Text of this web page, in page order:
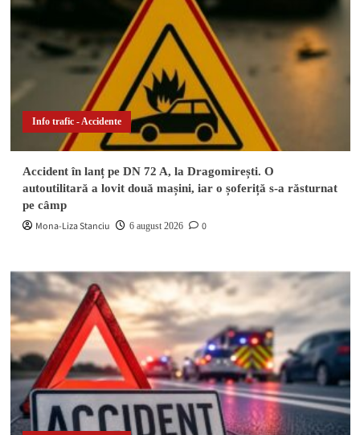
Info trafic - Accidente
Accident în lanț pe DN 72 A, la Dragomirești. O
autoutilitară a lovit două mașini, iar o șoferiță s-a răsturnat
pe câmp
Mona-Liza Stanciu 6 august 2026 0